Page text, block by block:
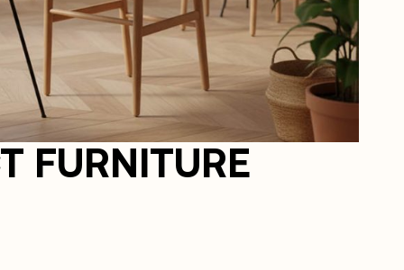
FURNITURE